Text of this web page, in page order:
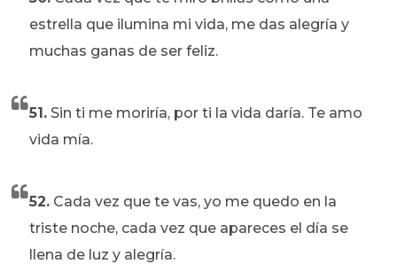
estrella que ilumina mi vida, me das alegría y
muchas ganas de ser feliz.
51. Sin ti me moriría, por ti la vida daría. Te amo
vida mía.
52. Cada vez que te vas, yo me quedo en la
triste noche, cada vez que apareces el día se
llena de luz y alegría.